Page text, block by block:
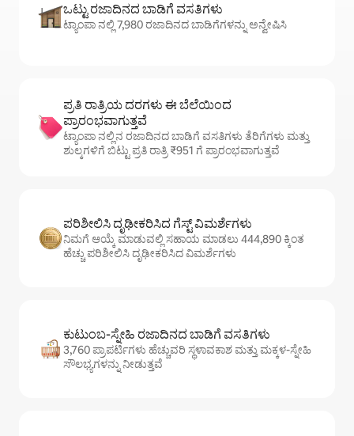
ಒಟ್ಟು ರಜಾದಿನದ ಬಾಡಿಗೆ ವಸತಿಗಳು
ಟ್ಯಾಂಪಾ ನಲ್ಲಿ 7,980 ರಜಾದಿನದ ಬಾಡಿಗೆಗಳನ್ನು ಅನ್ವೇಷಿಸಿ
ಪ್ರತಿ ರಾತ್ರಿಯ ದರಗಳು ಈ ಬೆಲೆಯಿಂದ
ಪ್ರಾರಂಭವಾಗುತ್ತವೆ
ಟ್ಯಾಂಪಾ ನಲ್ಲಿನ ರಜಾದಿನದ ಬಾಡಿಗೆ ವಸತಿಗಳು ತೆರಿಗೆಗಳು ಮತ್ತು
ಶುಲ್ಕಗಳಿಗೆ ಬಿಟ್ಟು ಪ್ರತಿ ರಾತ್ರಿ ₹951 ಗೆ ಪ್ರಾರಂಭವಾಗುತ್ತವೆ
ಪರಿಶೀಲಿಸಿ ದೃಢೀಕರಿಸಿದ ಗೆಸ್ಟ್ ವಿಮರ್ಶೆಗಳು
ನಿಮಗೆ ಆಯ್ಕೆ ಮಾಡುವಲ್ಲಿ ಸಹಾಯ ಮಾಡಲು 444,890 ಕ್ಕಿಂತ
ಹೆಚ್ಚು ಪರಿಶೀಲಿಸಿ ದೃಢೀಕರಿಸಿದ ವಿಮರ್ಶೆಗಳು
ಕುಟುಂಬ-ಸ್ನೇಹಿ ರಜಾದಿನದ ಬಾಡಿಗೆ ವಸತಿಗಳು
3,760 ಪ್ರಾಪರ್ಟಿಗಳು ಹೆಚ್ಚುವರಿ ಸ್ಥಳಾವಕಾಶ ಮತ್ತು ಮಕ್ಕಳ-ಸ್ನೇಹಿ
ಸೌಲಭ್ಯಗಳನ್ನು ನೀಡುತ್ತವೆ